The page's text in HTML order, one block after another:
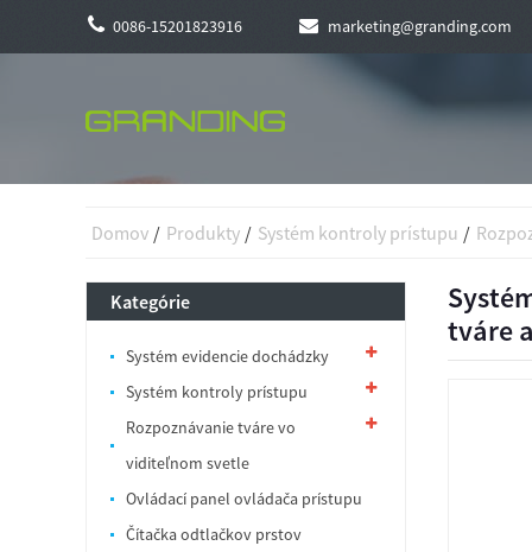
0086-15201823916 marketing@granding.com
Domov Produkty Systém kontroly prístupu
Kategórie
Systém evidencie dochádzky
Systém kontroly prístupu
Rozpoznávanie tváre vo
viditeľnom svetle
Ovládací panel ovládača prístupu
Čítačka odtlačkov prstov
tváre